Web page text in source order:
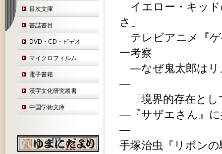
目次文庫
書誌書目
DVD・CD・ビデオ
マイクロフィルム
電子書籍
漢字文化研究叢書
中国学術文庫
イエロー・キッド
さ」
テレビアニメ『ゲ
一考察
―なぜ鬼太郎はリ
― 坂
「境界的存在とし
―『サザエさん』
― 秦
手塚治虫『リボン